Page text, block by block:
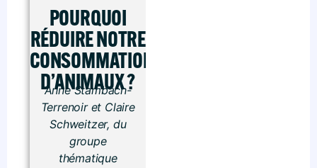
POURQUOI
RÉDUIRE NOTRE
CONSOMMATION
D’ANIMAUX ?
Anne Stambach-
Terrenoir et Claire
Schweitzer, du
groupe
thématique